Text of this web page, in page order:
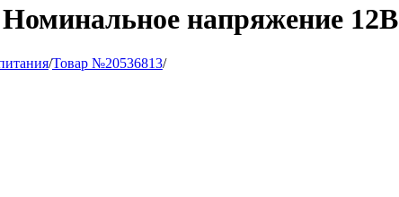
напряжение 12В
/Товар №20536813/